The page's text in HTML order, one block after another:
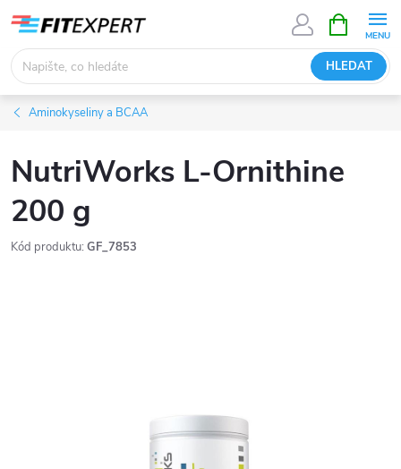
obsah
HLEDAT
NÁKUPNÍ
KOŠÍK
Aminokyseliny a BCAA
NutriWorks L-Ornithine
200 g
Kód produktu: GF_7853